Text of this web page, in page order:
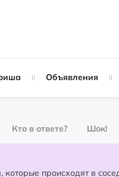
Объявления
Кто в ответе? Шок!